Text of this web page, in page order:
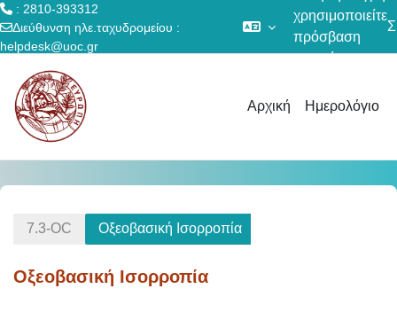
: 2810-393312
Διεύθυνση ηλε.ταχυδρομείου :
helpdesk@uoc.gr
χρησιμοποιείτε
πρόσβαση
επισκέπτη
Αρχική Ημερολόγιο
7.3-OC Οξεοβασική Ισορροπία
Οξεοβασική Ισορροπία